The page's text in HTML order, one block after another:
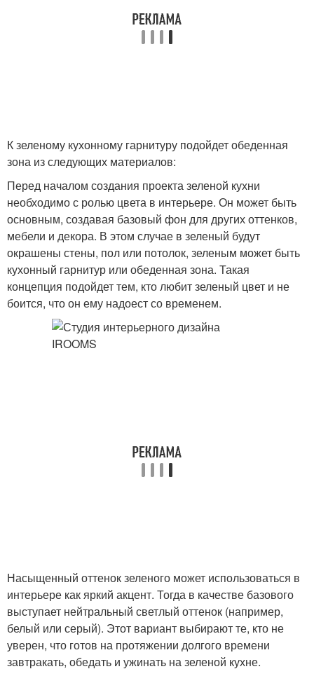
К зеленому кухонному гарнитуру подойдет обеденная
зона из следующих материалов:
Перед началом создания проекта зеленой кухни
необходимо с ролью цвета в интерьере. Он может быть
основным, создавая базовый фон для других оттенков,
мебели и декора. В этом случае в зеленый будут
окрашены стены, пол или потолок, зеленым может быть
кухонный гарнитур или обеденная зона. Такая
концепция подойдет тем, кто любит зеленый цвет и не
боится, что он ему надоест со временем.
Насыщенный оттенок зеленого может использоваться в
интерьере как яркий акцент. Тогда в качестве базового
выступает нейтральный светлый оттенок (например,
белый или серый). Этот вариант выбирают те, кто не
уверен, что готов на протяжении долгого времени
завтракать, обедать и ужинать на зеленой кухне.